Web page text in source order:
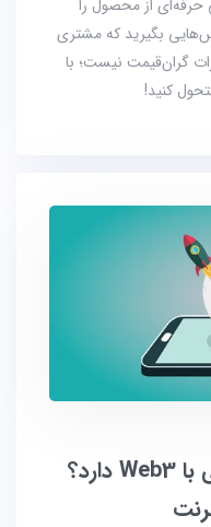
از محصول را
بگیرید که مشتری
گران‌قیمت نیست؛ با
کنید!
Web2 چیست و چه تفاوتی با Web3 دارد؟